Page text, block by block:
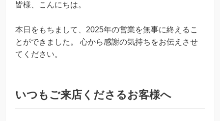
皆様、こんにちは。
本日をもちまして、2025年の営業を無事に終えるこ
とができました。 心から感謝の気持ちをお伝えさせ
てください。
いつもご来店くださるお客様へ